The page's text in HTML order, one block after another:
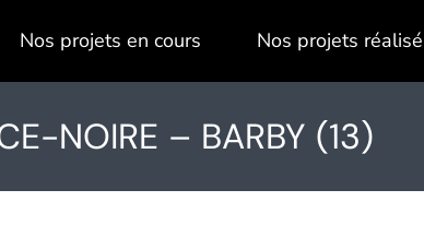
Nos projets en cours Nos projets
NOIRE – BARBY (13)